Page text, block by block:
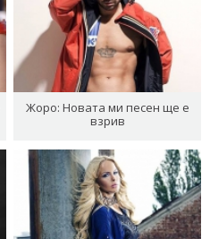
Жоро: Новата ми песен ще е
взрив